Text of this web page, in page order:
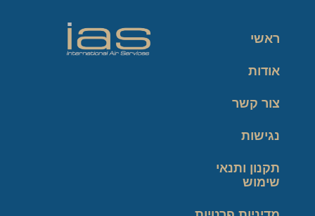
ראשי
אודות
צור קשר
נגישות
תקנון ותנאי
שימוש